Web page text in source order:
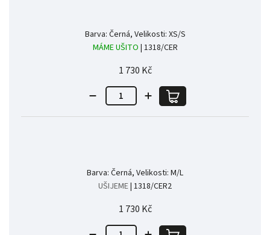
Barva: Černá, Velikosti: XS/S
MÁME UŠITO | 1318/CER
1 730 Kč
Barva: Černá, Velikosti: M/L
UŠIJEME| 1318/CER2
1 730 Kč